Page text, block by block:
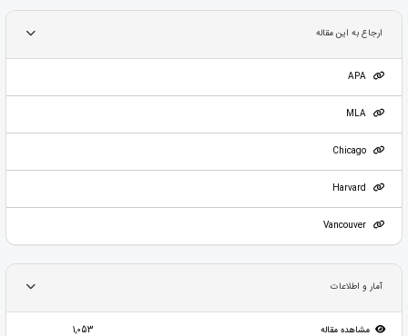
ارجاع به این مقاله
APA
MLA
Chicago
Vancouver
آمار و اطلاعات
مشاهده مقاله 1,053